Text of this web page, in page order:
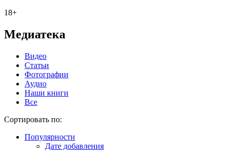
18+
Медиатека
Видео
Статьи
Фотографии
Аудио
Наши книги
Все
Сортировать по:
Популярности
Дате добавления